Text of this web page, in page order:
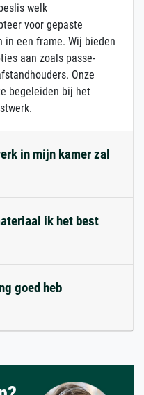
welk
voor gepaste
in een frame. Wij bieden
aan zoals passe-
Onze
begeleiden bij het
in mijn kamer zal
ik het best
goed heb